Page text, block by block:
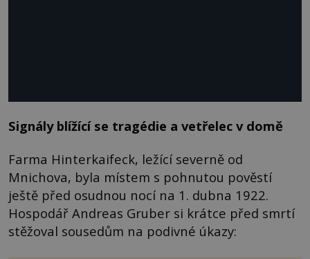
Signály blížící se tragédie a vetřelec v domě
Farma Hinterkaifeck, ležící severně od
Mnichova, byla místem s pohnutou pověstí
ještě před osudnou nocí na 1. dubna 1922.
Hospodář Andreas Gruber si krátce před smrtí
stěžoval sousedům na podivné úkazy: